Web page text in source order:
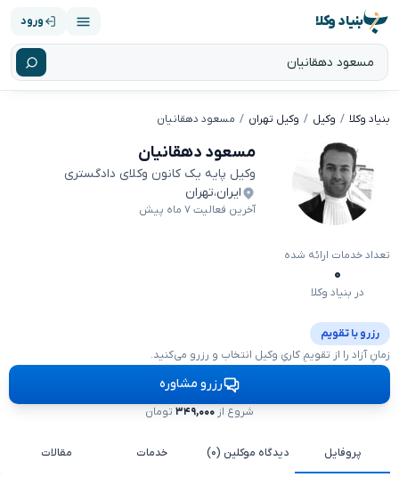
بنیاد وکلا ورود
بنیاد وکلا وکیل وکیل تهران مسعود دهقانیان
مسعود دهقانیان
وکیل پایه یک کانون وکلای دادگستری
ایران،تهران
آخرین فعالیت ۷ ماه پیش
تعداد خدمات ارائه شده
۰
در بنیاد وکلا
رزرو با تقویم
زمانِ آزاد را از تقویمِ کاریِ وکیل انتخاب و رزرو می‌کنید.
رزرو مشاوره
شروع از ۳۴۹,۰۰۰تومان
پروفایل دیدگاه موکلین (۰) خدمات مقالات